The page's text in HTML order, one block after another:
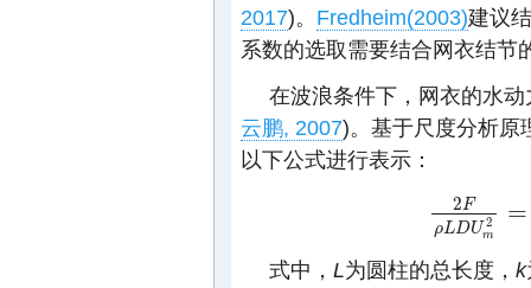
2017)。 Fredheim(2003)建议
系数的选取需要结合网衣结节
在波浪条件下，网衣的水
云鹏, 2007)。基于尺度分析原
以下公式进行表示：
2F
ρLDU 2
m
=
2FρLDUm2 =f[U
式中， L为圆柱的总长度， k